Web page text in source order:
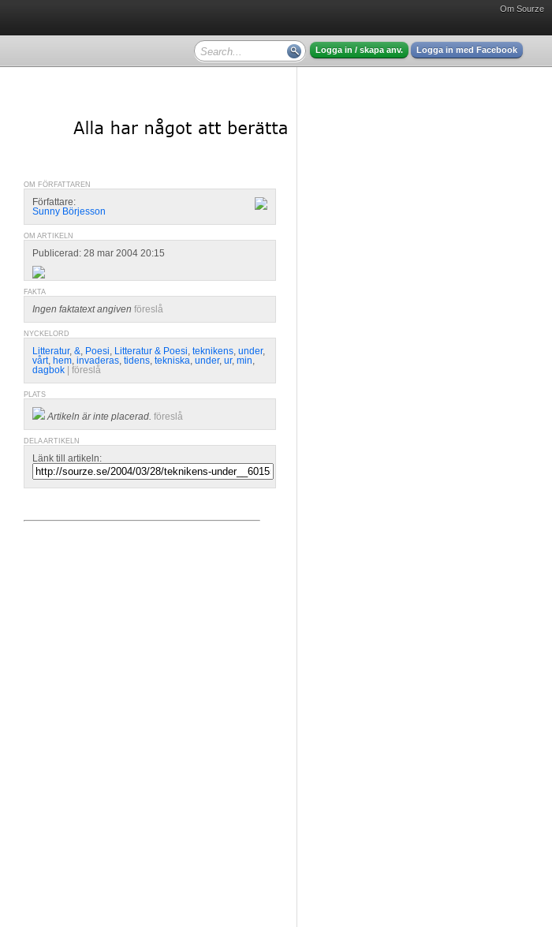
Om Sourze
Logga in / skapa anv. Logga in med Facebook
OM FÖRFATTAREN
Författare:
Sunny Börjesson
OM ARTIKELN
Publicerad: 28 mar 2004 20:15
FAKTA
Ingen faktatext angiven föreslå
NYCKELORD
Litteratur, &, Poesi, Litteratur & Poesi, teknikens, under,
vårt, hem, invaderas, tidens, tekniska, under, ur, min,
dagbok
föreslå
PLATS
Artikeln är inte placerad. föreslå
DELA ARTIKELN
Länk till artikeln: